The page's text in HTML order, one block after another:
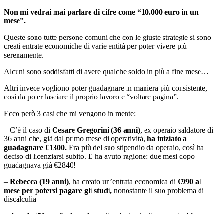
Non mi vedrai mai parlare di cifre come “10.000 euro in un
mese”.
Queste sono tutte persone comuni che con le giuste strategie si sono
creati entrate economiche di varie entità per poter vivere più
serenamente.
Alcuni sono soddisfatti di avere qualche soldo in più a fine mese…
Altri invece vogliono poter guadagnare in maniera più consistente,
così da poter lasciare il proprio lavoro e “voltare pagina”.
Ecco però 3 casi che mi vengono in mente:
– C’è il caso di Cesare Gregorini (36 anni), ex operaio saldatore di
36 anni che, già dal primo mese di operatività, ha iniziato a
guadagnare €1300. Era più del suo stipendio da operaio, così ha
deciso di licenziarsi subito. E ha avuto ragione: due mesi dopo
guadagnava già €2840!
– Rebecca (19 anni), ha creato un’entrata economica di €990 al
mese per potersi pagare gli studi, nonostante il suo problema di
discalculia